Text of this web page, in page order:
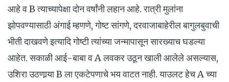
आहे व B त्याच्यापेक्षा दोन वर्षांनी लहान आहे. रात्री मुलांना
झोपवण्यासाठी अंगाई म्हणणे, गोष्ट सांगणे, दरवाजाबाहेरील बागुलबुवाची
भीती दाखवणे इत्यादि गोष्टी त्यांच्या जन्मापासून सारख्याच घडल्या
आहेत. सकाळी आई-बाबा व A लवकर उठून खाली आलेले असल्यास,
उशिरा उठणार्‍या B ला एकटेपणाचे भय वाटत नाही. याउलट हेच A च्या